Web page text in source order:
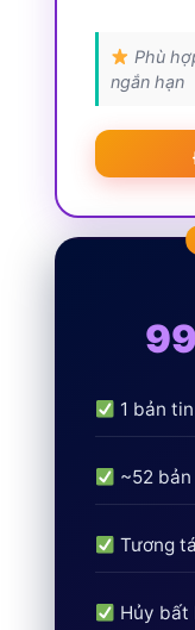
Phù
ngắn hạn
1 bản
~52
Tương
Hủy bất